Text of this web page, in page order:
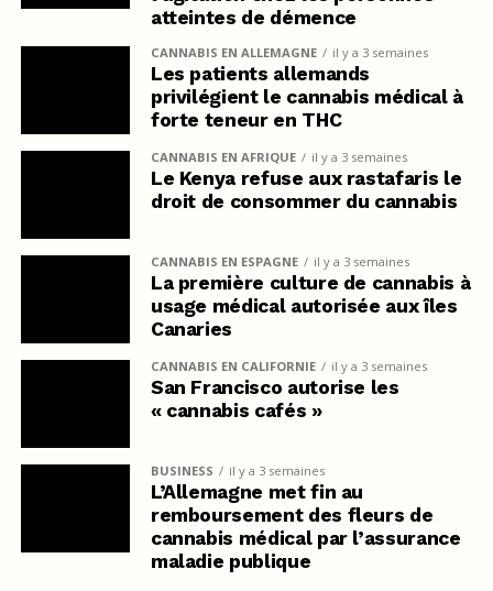
atteintes de démence
CANNABIS EN ALLEMAGNE il y a 3 semaines
Les patients allemands
privilégient le cannabis médical à
forte teneur en THC
CANNABIS EN AFRIQUE il y a 3 semaines
Le Kenya refuse aux rastafaris le
droit de consommer du cannabis
CANNABIS EN ESPAGNE il y a 3 semaines
La première culture de cannabis à
usage médical autorisée aux îles
Canaries
CANNABIS EN CALIFORNIE il y a 3 semaines
San Francisco autorise les
« cannabis cafés »
BUSINESS il y a 3 semaines
L’Allemagne met fin au
remboursement des fleurs de
cannabis médical par l’assurance
maladie publique